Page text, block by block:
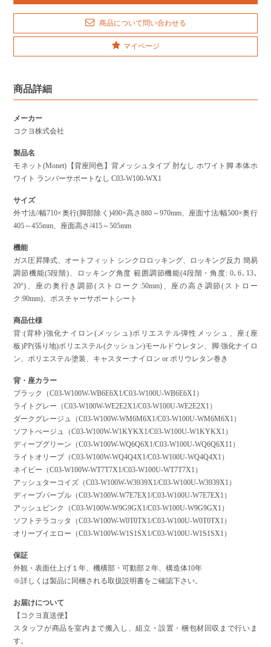
商品について問い合わせる
マイページ
商品詳細
メーカー
コクヨ株式会社
製品名
モネット(Monet)【背座同色】背メッシュタイプ 肘なし ホワイト脚 本体ホ
ワイト ランバーサポートなし C03-W100-WX1
サイズ
外寸法//幅710×奥行(脚部除く)490×高さ880～970mm、座面寸法/幅500×奥行
405～455mm、座面高さ/415～505mm
機能
ガス圧昇降式、オートフィット シンクロロッキング、ロッキング反力 簡易
調節機能(5段階)、ロッキング角度 範囲調節機能(4段階・角度: 0､6､13､
20°)、座の奥行き調節(ストローク:50mm)、座の高さ調節(ストロー
ク:90mm)、ポスチャーサポートシート
商品仕様
背:(背枠)強化ナイロン(メッシュ)ポリエステル弾性メッシュ、座:(座
板)PP(張り地)ポリエステル(クッション)モールドウレタン、脚:強化ナイロ
ン、ポリエステル塗装、キャスター:ナイロン or ポリウレタン巻き
背・座カラー
ブラック（C03-W100W-WB6E6X1/C03-W100U-WB6E6X1）
ライトグレー（C03-W100W-WE2E2X1/C03-W100U-WE2E2X1）
ダークグレージュ（C03-W100W-WM6M6X1/C03-W100U-WM6M6X1）
ソフトべージュ（C03-W100W-W1KYKX1/C03-W100U-W1KYKX1）
ディープグリーン（C03-W100W-WQ6Q6X1/C03-W100U-WQ6Q6X11）
ライトオリーブ（C03-W100W-WQ4Q4X1/C03-W100U-WQ4Q4X1）
ネイビー（C03-W100W-WT7T7X1/C03-W100U-WT7T7X1）
アッシュターコイズ（C03-W100W-W3939X1/C03-W100U-W3939X1）
ディープパープル（C03-W100W-W7E7EX1/C03-W100U-W7E7EX1）
アッシュピンク（C03-W100W-W9G9GX1/C03-W100U-W9G9GX1）
ソフトテラコッタ（C03-W100W-W0T0TX1/C03-W100U-W0T0TX1）
オリーブイエロー（C03-W100W-W1S1SX1/C03-W100U-W1S1SX1）
保証
外観・表面仕上げ１年、機構部・可動部２年、構造体10年
※詳しくは製品に同梱される取扱説明書をご確認下さい。
お届けについて
【コクヨ直送便】
スタッフが商品を室内まで搬入し、組立・設置・梱包材回収まで行いま
す。